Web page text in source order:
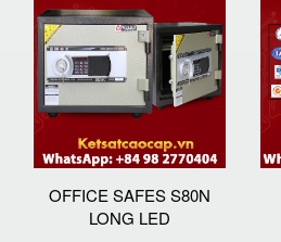
OFFICE SAFES S80N
LONG LED